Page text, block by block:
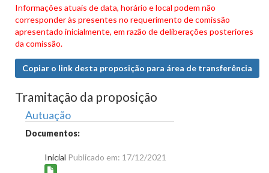
Informações atuais de data, horário e local podem não
corresponder às presentes no requerimento de comissão
apresentado inicialmente, em razão de deliberações posteriores
da comissão.
Copiar o link desta proposição para área de transferência
Tramitação da proposição
Autuação
Documentos:
Inicial Publicado em: 17/12/2021